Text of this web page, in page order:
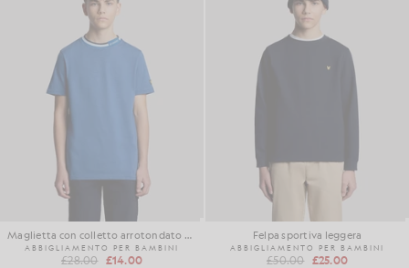
Maglietta con colletto arrotondato e logo
ABBIGLIAMENTO PER BAMBINI
£28.00 £14.00
Felpa sportiva leggera
ABBIGLIAMENTO PER BAMBINI
£50.00 £25.00